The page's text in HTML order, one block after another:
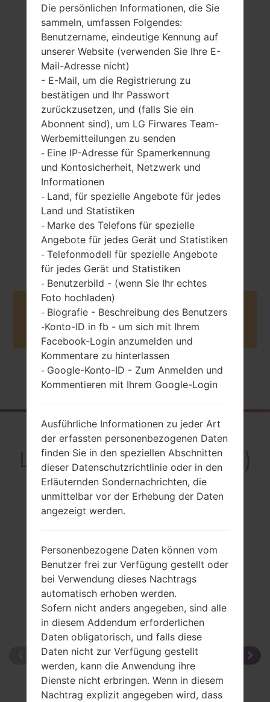
-
240 x 320 Pixel
164 gramm (5.78
unzen)
entfernbar Li-Ion
1000 mAh
-
Unknown
Juni, 2005
Buy accessories on Amazon
Startseite → →LG Others → LGLB1200
Rückblick
LGLB1200(LGLB1200)
Die persönlichen Informationen, die Sie
sammeln, umfassen Folgendes:
Benutzername, eindeutige Kennung auf
unserer Website (verwenden Sie Ihre E-
Mail-Adresse nicht)
- E-Mail, um die Registrierung zu
bestätigen und Ihr Passwort
zurückzusetzen, und (falls Sie ein
Abonnent sind), um LG Firwares Team-
Werbemitteilungen zu senden
- Eine IP-Adresse für Spamerkennung
und Kontosicherheit, Netzwerk und
Informationen
- Land, für spezielle Angebote für jedes
Land und Statistiken
- Marke des Telefons für spezielle
Angebote für jedes Gerät und Statistiken
- Telefonmodell für spezielle Angebote
für jedes Gerät und Statistiken
- Benutzerbild - (wenn Sie Ihr echtes
Foto hochladen)
- Biografie - Beschreibung des Benutzers
-Konto-ID in fb - um sich mit Ihrem
Facebook-Login anzumelden und
Kommentare zu hinterlassen
- Google-Konto-ID - Zum Anmelden und
Kommentieren mit Ihrem Google-Login
Ausführliche Informationen zu jeder Art
der erfassten personenbezogenen Daten
finden Sie in den speziellen Abschnitten
dieser Datenschutzrichtlinie oder in den
Erläuternden Sondernachrichten, die
unmittelbar vor der Erhebung der Daten
angezeigt werden.
Personenbezogene Daten können vom
Benutzer frei zur Verfügung gestellt oder
bei Verwendung dieses Nachtrags
automatisch erhoben werden.
Sofern nicht anders angegeben, sind alle
in diesem Addendum erforderlichen
Daten obligatorisch, und falls diese
Daten nicht zur Verfügung gestellt
werden, kann die Anwendung ihre
Dienste nicht erbringen. Wenn in diesem
Nachtrag explizit angegeben wird, dass